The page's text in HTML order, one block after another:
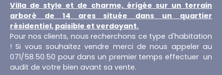
Villa de style et de charme, érigée sur un terrain
arboré de 14 ares située dans un quartier
résidentiel, paisible et verdoyant.
Pour nos clients, nous recherchons ce type d'habitation
! Si vous souhaitez vendre merci de nous appeler au
071/58.50.50 pour dans un premier temps effectuer un
audit de votre bien avant sa vente.